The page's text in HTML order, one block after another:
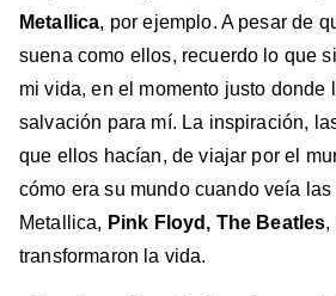
Metallica, por ejemplo. A pesar de
suena como ellos, recuerdo lo que
mi vida, en el momento justo donde
salvación para mí. La inspiración,
que ellos hacían, de viajar por el
cómo era su mundo cuando veía
Metallica, Pink Floyd, The Beatles,
transformaron la vida.